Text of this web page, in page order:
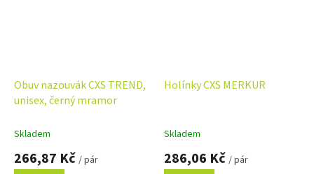
Obuv nazouvák CXS TREND,
unisex, černý mramor
Skladem
266,87 Kč / pár
Holínky CXS MERKUR
Skladem
286,06 Kč / pár